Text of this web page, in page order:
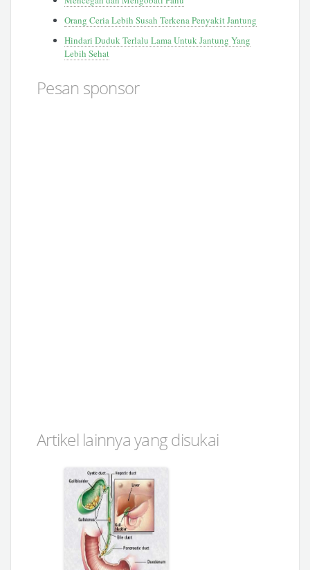
Orang Ceria Lebih Susah Terkena Penyakit Jantung
Hindari Duduk Terlalu Lama Untuk Jantung Yang
Lebih Sehat
Pesan sponsor
Artikel lainnya yang disukai